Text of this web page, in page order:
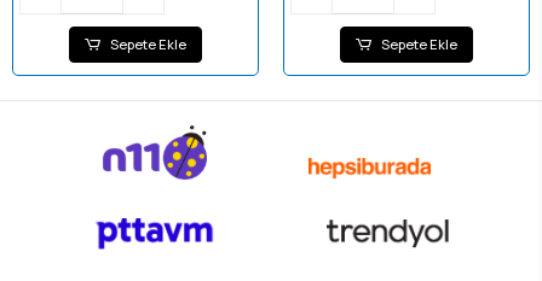
Sepete Ekle Sepete Ekle